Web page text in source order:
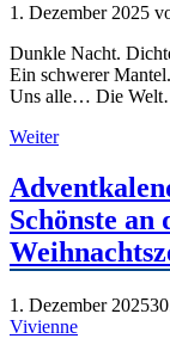
1. Dezember 2025
Dunkle Nacht.
Ein schwerer
Uns alle… Die
Weiter
Schönste an
1. Dezember 2025
Vivienne